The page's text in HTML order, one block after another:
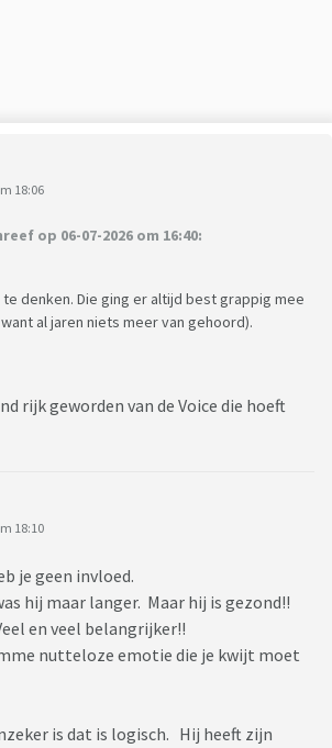
18:06
op 06-07-2026 om 16:40:
te denken. Die ging er altijd best grappig mee
al jaren niets meer van gehoord).
rijk geworden van de Voice die hoeft
18:10
je geen invloed.
hij maar langer. Maar hij is gezond!!
en veel belangrijker!!
nutteloze emotie die je kwijt moet
is dat is logisch. Hij heeft zijn